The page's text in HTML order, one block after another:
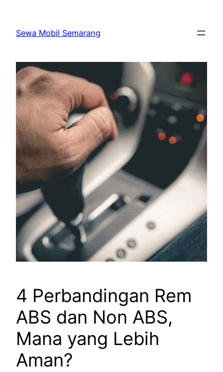
content
Sewa Mobil Semarang
4 Perbandingan Rem
ABS dan Non ABS,
Mana yang Lebih
Aman?